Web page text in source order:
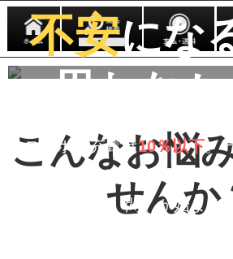
不安にな
思わな
スマホの充電は10％以下 。
け、夜のキャンプ場で「何
間」が始まる
こんなお悩
せんか